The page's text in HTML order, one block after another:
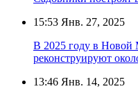
15:53 Янв. 27, 2025
В 2025 году в Новой
реконструируют
13:46 Янв. 14, 2025